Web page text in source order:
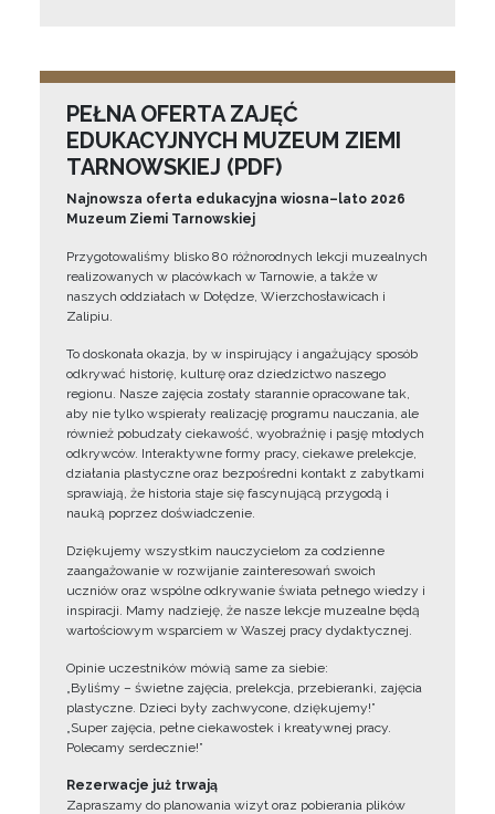
PEŁNA OFERTA ZAJĘĆ
EDUKACYJNYCH MUZEUM ZIEMI
TARNOWSKIEJ (PDF)
Najnowsza oferta edukacyjna wiosna–lato 2026
Muzeum Ziemi Tarnowskiej
Przygotowaliśmy blisko 80 różnorodnych lekcji muzealnych
realizowanych w placówkach w Tarnowie, a także w
naszych oddziałach w Dołędze, Wierzchosławicach i
Zalipiu.
To doskonała okazja, by w inspirujący i angażujący sposób
odkrywać historię, kulturę oraz dziedzictwo naszego
regionu. Nasze zajęcia zostały starannie opracowane tak,
aby nie tylko wspierały realizację programu nauczania, ale
również pobudzały ciekawość, wyobraźnię i pasję młodych
odkrywców. Interaktywne formy pracy, ciekawe prelekcje,
działania plastyczne oraz bezpośredni kontakt z zabytkami
sprawiają, że historia staje się fascynującą przygodą i
nauką poprzez doświadczenie.
Dziękujemy wszystkim nauczycielom za codzienne
zaangażowanie w rozwijanie zainteresowań swoich
uczniów oraz wspólne odkrywanie świata pełnego wiedzy i
inspiracji. Mamy nadzieję, że nasze lekcje muzealne będą
wartościowym wsparciem w Waszej pracy dydaktycznej.
Opinie uczestników mówią same za siebie:
„Byliśmy – świetne zajęcia, prelekcja, przebieranki, zajęcia
plastyczne. Dzieci były zachwycone, dziękujemy!”
„Super zajęcia, pełne ciekawostek i kreatywnej pracy.
Polecamy serdecznie!”
Rezerwacje już trwają
Zapraszamy do planowania wizyt oraz pobierania plików